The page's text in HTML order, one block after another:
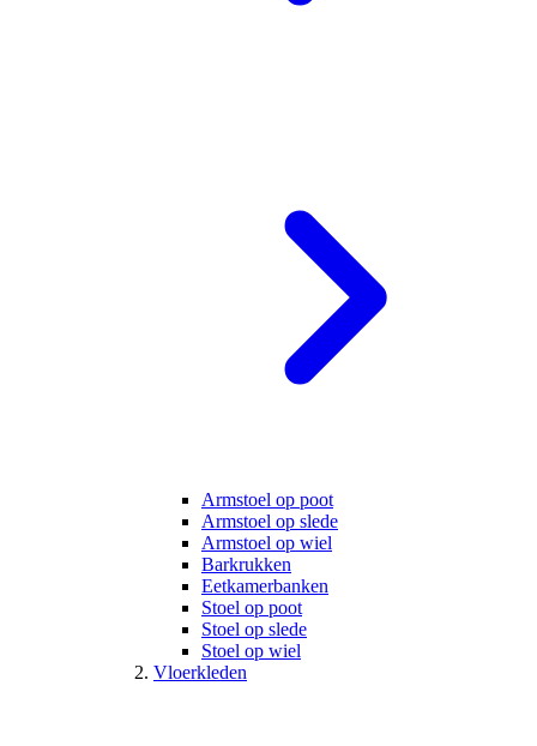
Armstoel op poot
Armstoel op slede
Armstoel op wiel
Barkrukken
Eetkamerbanken
Stoel op poot
Stoel op slede
Stoel op wiel
Vloerkleden